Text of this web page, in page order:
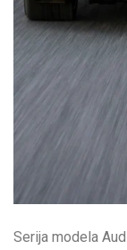
Serija modela